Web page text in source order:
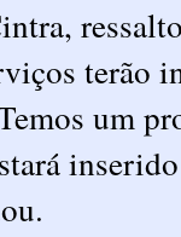
terão
um